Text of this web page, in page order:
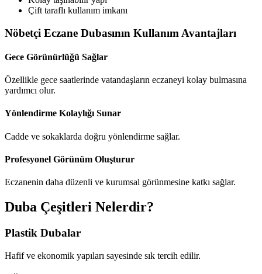
Çift taraflı kullanım imkanı
Nöbetçi Eczane Dubasının Kullanım Avantajları
Gece Görünürlüğü Sağlar
Özellikle gece saatlerinde vatandaşların eczaneyi kolay bulmasına
yardımcı olur.
Yönlendirme Kolaylığı Sunar
Cadde ve sokaklarda doğru yönlendirme sağlar.
Profesyonel Görünüm Oluşturur
Eczanenin daha düzenli ve kurumsal görünmesine katkı sağlar.
Duba Çeşitleri Nelerdir?
Plastik Dubalar
Hafif ve ekonomik yapıları sayesinde sık tercih edilir.